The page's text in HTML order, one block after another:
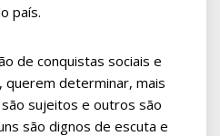
país.
de conquistas sociais e
determinar, mais
sujeitos e outros são
são dignos de escuta e